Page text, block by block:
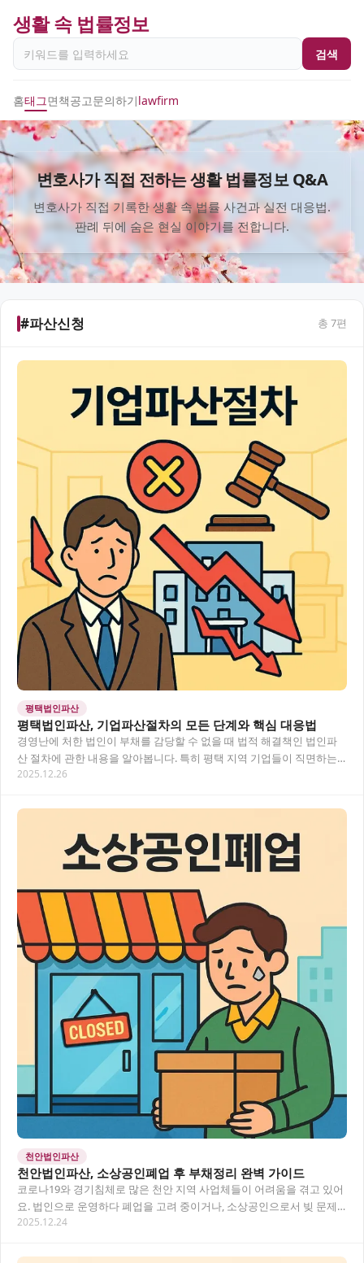
생활 속 법률정보
검색
홈태그면책공고문의하기lawfirm
변호사가 직접 전하는 생활 법률정보 Q&A
변호사가 직접 기록한 생활 속 법률 사건과 실전 대응법.
판례 뒤에 숨은 현실 이야기를 전합니다.
#파산신청 총 7편
평택법인파산
평택법인파산, 기업파산절차의 모든 단계와 핵심 대응법
경영난에 처한 법인이 부채를 감당할 수 없을 때 법적 해결책인 법인파
산 절차에 관한 내용을 알아봅니다. 특히 평택 지역 기업들이 직면하는
기업파산절차의 단계별 진행과 채권자, 채무…
2025.12.26
천안법인파산
천안법인파산, 소상공인폐업 후 부채정리 완벽 가이드
코로나19와 경기침체로 많은 천안 지역 사업체들이 어려움을 겪고 있어
요. 법인으로 운영하다 폐업을 고려 중이거나, 소상공인으로서 빚 문제
로 고민하시는 분들을 위해 천안법인파산 절차…
2025.12.24